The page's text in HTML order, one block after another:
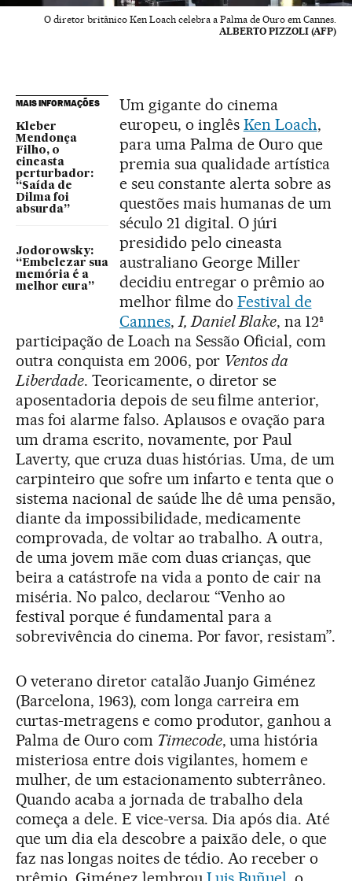
O diretor britânico Ken Loach celebra a Palma de Ouro em Cannes.
ALBERTO PIZZOLI (AFP)
MAIS INFORMAÇÕES
Kleber
Mendonça
Filho, o
cineasta
perturbador:
“Saída de
Dilma foi
absurda”
Jodorowsky:
“Embelezar sua
memória é a
melhor cura”
Um gigante do cinema
europeu, o inglês Ken Loach,
para uma Palma de Ouro que
premia sua qualidade artística
e seu constante alerta sobre as
questões mais humanas de um
século 21 digital. O júri
presidido pelo cineasta
australiano George Miller
decidiu entregar o prêmio ao
melhor filme do Festival de
Cannes, I, Daniel Blake, na 12ª
participação de Loach na Sessão Oficial, com
outra conquista em 2006, por Ventos da
Liberdade. Teoricamente, o diretor se
aposentadoria depois de seu filme anterior,
mas foi alarme falso. Aplausos e ovação para
um drama escrito, novamente, por Paul
Laverty, que cruza duas histórias. Uma, de um
carpinteiro que sofre um infarto e tenta que o
sistema nacional de saúde lhe dê uma pensão,
diante da impossibilidade, medicamente
comprovada, de voltar ao trabalho. A outra,
de uma jovem mãe com duas crianças, que
beira a catástrofe na vida a ponto de cair na
miséria. No palco, declarou: “Venho ao
festival porque é fundamental para a
sobrevivência do cinema. Por favor, resistam”.
O veterano diretor catalão Juanjo Giménez
(Barcelona, 1963), com longa carreira em
curtas-metragens e como produtor, ganhou a
Palma de Ouro com Timecode, uma história
misteriosa entre dois vigilantes, homem e
mulher, de um estacionamento subterrâneo.
Quando acaba a jornada de trabalho dela
começa a dele. E vice-versa. Dia após dia. Até
que um dia ela descobre a paixão dele, o que
faz nas longas noites de tédio. Ao receber o